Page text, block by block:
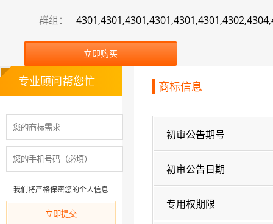
群组：
立即购买
商标信息
初审公告期号
初审公告日期
专用权期限
专业顾问帮您忙
我们将严格保密您的个人信息